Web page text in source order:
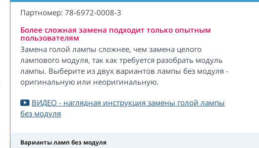
Партномер: 78-6972-0008-3
Более сложная замена подходит только опытным
пользователям
Замена голой лампы сложнее, чем замена целого
лампового модуля, так как требуется разобрать модуль
лампы. Выберите из двух вариантов лампы без модуля -
оригинальную или неоригинальную.
ВИДЕО - наглядная инструкция замены голой лампы
без модуля
Варианты ламп без модуля